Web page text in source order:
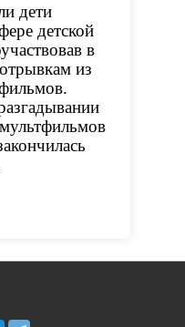
дети
детской
в
из